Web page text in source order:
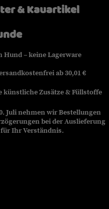
& Kauartikel
– keine Lagerware
ab 30,01 €
künstliche Zusätze & Füllstoffe
Juli nehmen wir Bestellungen
bei der Auslieferung
Ihr Verständnis.